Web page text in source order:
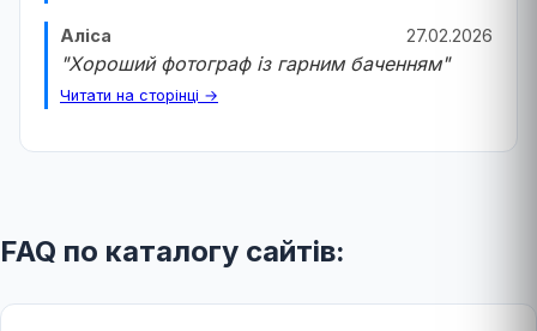
Аліса 27.02.2026
"Хороший фотограф із гарним баченням"
Читати на сторінці →
FAQ по каталогу сайтів: